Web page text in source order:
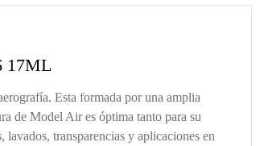
17ML
Esta formada por una amplia
de Model Air es óptima tanto para su
transparencias y aplicaciones en